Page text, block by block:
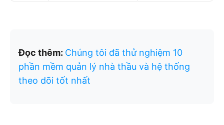
Đọc thêm: Chúng tôi đã thử nghiệm 10
phần mềm quản lý nhà thầu và hệ thống
theo dõi tốt nhất